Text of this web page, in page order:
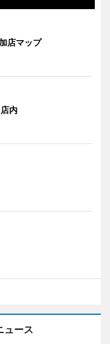
店マップ
内
ュース